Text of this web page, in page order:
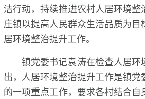
洁行动，持续推进农村人居环境
庄镇以提高人民群众生活品质为目
居环境整治提升工作。
镇党委书记袁涛在检查人居环
出，人居环境整治提升工作是镇
的一项重点工作，要求各村结合